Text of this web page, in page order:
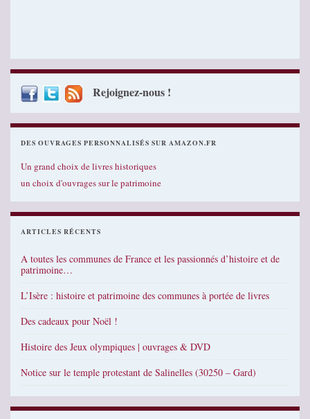
Rejoignez-nous !
DES OUVRAGES PERSONNALISÉS SUR AMAZON.FR
Un grand choix de livres historiques
un choix d'ouvrages sur le patrimoine
ARTICLES RÉCENTS
A toutes les communes de France et les passionnés d’histoire et de
patrimoine…
L’Isère : histoire et patrimoine des communes à portée de livres
Des cadeaux pour Noël !
Histoire des Jeux olympiques | ouvrages & DVD
Notice sur le temple protestant de Salinelles (30250 – Gard)